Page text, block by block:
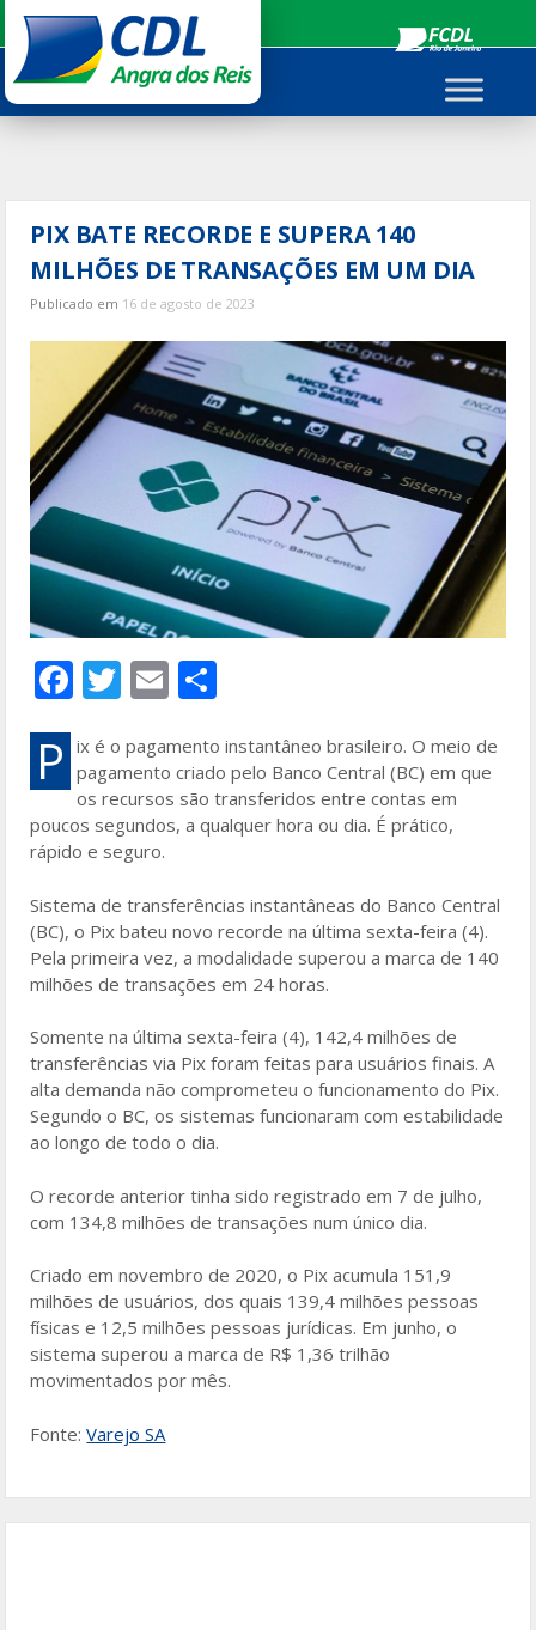
para
conteúdo
PIX BATE RECORDE E SUPERA 140
MILHÕES DE TRANSAÇÕES EM UM DIA
Publicado em 16 de agosto de 2023
F
ac
e
b
o
o
k
T
w
itt
er
E
m
ai
l
ar
e
P
ix é o pagamento instantâneo brasileiro. O meio de
pagamento criado pelo Banco Central (BC) em que
os recursos são transferidos entre contas em
poucos segundos, a qualquer hora ou dia. É prático,
rápido e seguro.
Sistema de transferências instantâneas do Banco Central
(BC), o Pix bateu novo recorde na última sexta-feira (4).
Pela primeira vez, a modalidade superou a marca de 140
milhões de transações em 24 horas.
Somente na última sexta-feira (4), 142,4 milhões de
transferências via Pix foram feitas para usuários finais. A
alta demanda não comprometeu o funcionamento do Pix.
Segundo o BC, os sistemas funcionaram com estabilidade
ao longo de todo o dia.
O recorde anterior tinha sido registrado em 7 de julho,
com 134,8 milhões de transações num único dia.
Criado em novembro de 2020, o Pix acumula 151,9
milhões de usuários, dos quais 139,4 milhões pessoas
físicas e 12,5 milhões pessoas jurídicas. Em junho, o
sistema superou a marca de R$ 1,36 trilhão
movimentados por mês.
Fonte:Varejo SA